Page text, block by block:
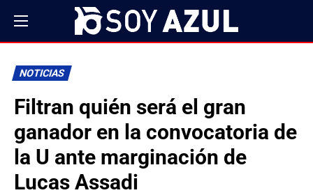
NOTICIAS
Filtran quién será el gran
ganador en la convocatoria de
la U ante marginación de
Lucas Assadi